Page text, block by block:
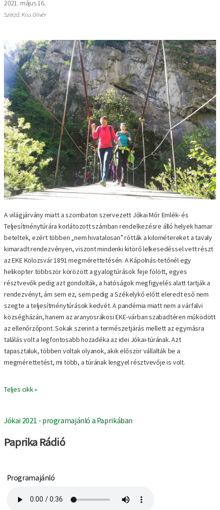
2021. május 16.
Szerző: Kiss Olivér
A világjárvány miatt a szombaton szervezett Jókai Mór Emlék- és
Teljesítménytúrára korlátozott számban rendelkezésre álló helyek hamar
beteltek, ezért többen „nem hivatalosan” rótták a kilométereket a tavaly
kimaradt rendezvényen, viszont mindenki kitörő lelkesedéssel vett részt
az EKE Kolozsvár 1891 megmérettetésén. A Kápolnás-tetőnél egy
helikopter többször körözött a gyalogtúrások feje fölött, egyes
résztvevők pedig azt gondolták, a hatóságok megfigyelés alatt tartják a
rendezvényt, ám sem ez, sem pedig a Székelykő előtt eleredt eső nem
szegte a teljesítménytúrások kedvét. A pandémia miatt nem a várfalvi
községházán, hanem az aranyosrákosi EKE-várban szabadtéren működött
az ellenőrzőpont. Sokak szerint a természetjárás mellett az egymásra
találás volt a legfontosabb hozadéka az idei Jókai-túrának. Azt
tapasztaluk, többen voltak olyanok, akik először vállalták be a
megmérettetést, mi több, a túrának lengyel résztvevője is volt.
Teljes cikk »
Jókai 2021 - programajánló a Paprikában
Paprika Rádió
Programajánló